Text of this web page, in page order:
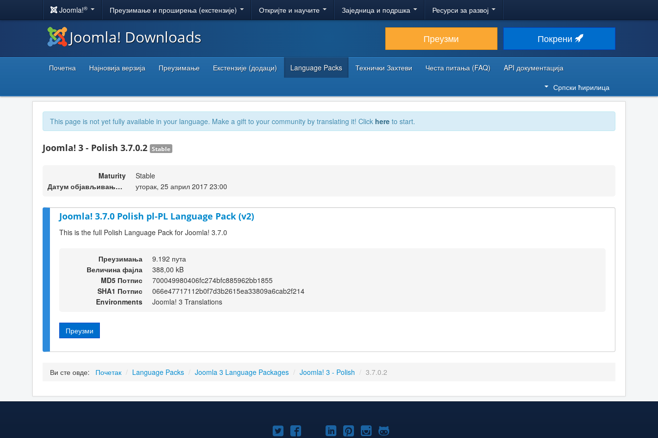
Joomla!® Преузимање и проширења (екстензије) Откријте и научите Заједница и подршка Ресурси за развој
Joomla! Downloads Преузми Покрени
Почетна Најновија верзија Преузимање Екстензије (додаци) Language Packs Технички Захтеви Честа питања (FAQ)
API документација
Српски ћирилица
This page is not yet fully available in your language. Make a gift to your community by translating it! Click here to start.
Joomla! 3 - Polish 3.7.0.2 Stable
Maturity
Stable
Датум објављивања верзије
уторак, 25 април 2017 23:00
Joomla! 3.7.0 Polish pl-PL Language Pack (v2)
This is the full Polish Language Pack for Joomla! 3.7.0
Преузимања
9.192 пута
Величина фајла
388,00 kB
MD5 Потпис
700049980406fc274bfc885962bb1855
SHA1 Потпис
066e47717112b0f7d3b2615ea33809a6cab2f214
Environments
Joomla! 3 Translations
Преузми
Ви сте овде: Почетак / Language Packs / Joomla 3 Language Packages / Joomla! 3 - Polish / 3.7.0.2
Joomla!Joomla!Joomla!
Joomla!Joomla!
Joomla!Joomla!